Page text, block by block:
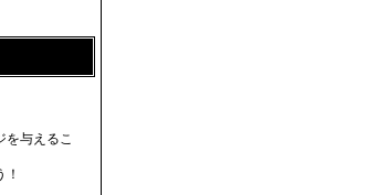
を与えるこ